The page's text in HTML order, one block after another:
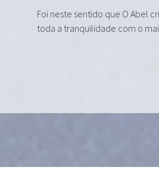
Foi neste sentido que O Abel
toda a tranquilidade com o